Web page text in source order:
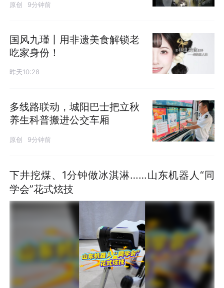
原创 9分钟前
国风九瑾丨用非遗美食解锁老
吃家身份！
昨天10:28
多线路联动，城阳巴士把立秋
养生科普搬进公交车厢
原创 9分钟前
下井挖煤、1分钟做冰淇淋……山东机器人“同
学会”花式炫技